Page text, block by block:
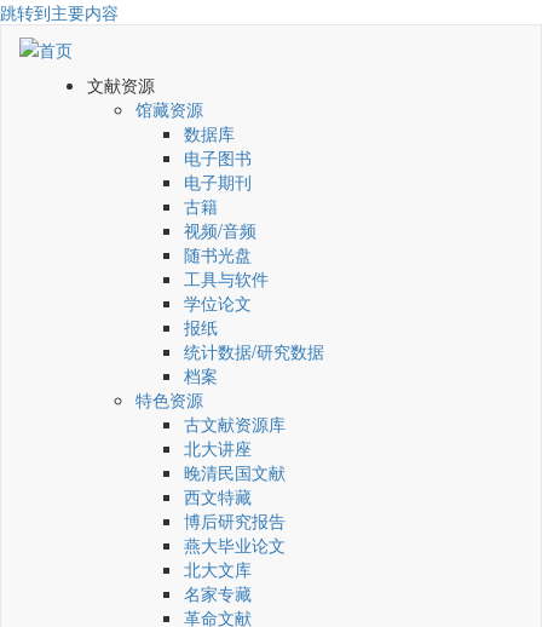
跳转到主要内容
文献资源
馆藏资源
数据库
电子图书
电子期刊
古籍
视频/音频
随书光盘
工具与软件
学位论文
报纸
统计数据/研究数据
档案
特色资源
古文献资源库
北大讲座
晚清民国文献
西文特藏
博后研究报告
燕大毕业论文
北大文库
名家专藏
革命文献